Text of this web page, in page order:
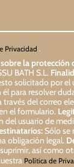
Privacidad .
la protección
BATH S.L.
solicitado por el
para resolver
través del correo
el formulario.
del usuario de
Sólo se
obligación legal.
así como
Política de